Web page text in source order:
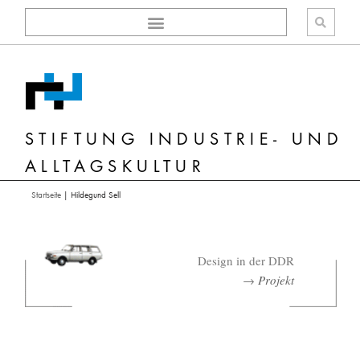
Zum
springen
STIFTUNG INDUSTRIE- UND
ALLTAGSKULTUR
Startseite| Hildegund Sell
Design in der DDR
→ Projekt